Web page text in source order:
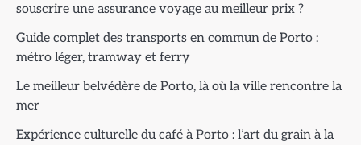
souscrire une assurance voyage au meilleur prix ?
Guide complet des transports en commun de Porto :
métro léger, tramway et ferry
Le meilleur belvédère de Porto, là où la ville rencontre la
mer
Expérience culturelle du café à Porto : l’art du grain à la